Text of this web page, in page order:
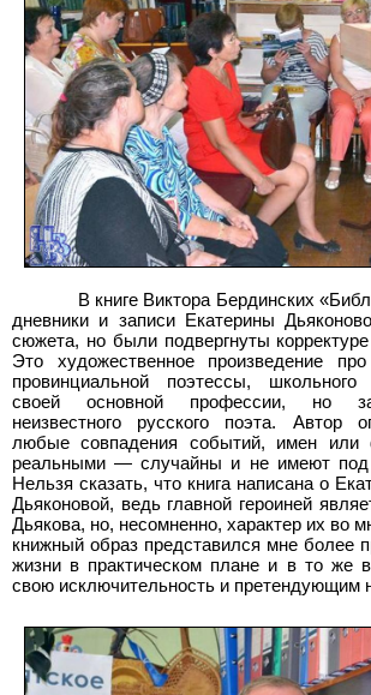
В книге Виктора Бердинских
дневники и записи Екатерины
сюжета, но были подвергнуты
Это художественное произведение
провинциальной поэтессы, школьного
своей основной профессии, но
неизвестного русского поэта. Автор
любые совпадения событий, имен или
реальными — случайны и не имеют под
Нельзя сказать, что книга написана о
Дьяконовой, ведь главной героиней
Дьякова, но, несомненно, характер их во
книжный образ представился мне более
жизни в практическом плане и в то же
свою исключительность и претендующим